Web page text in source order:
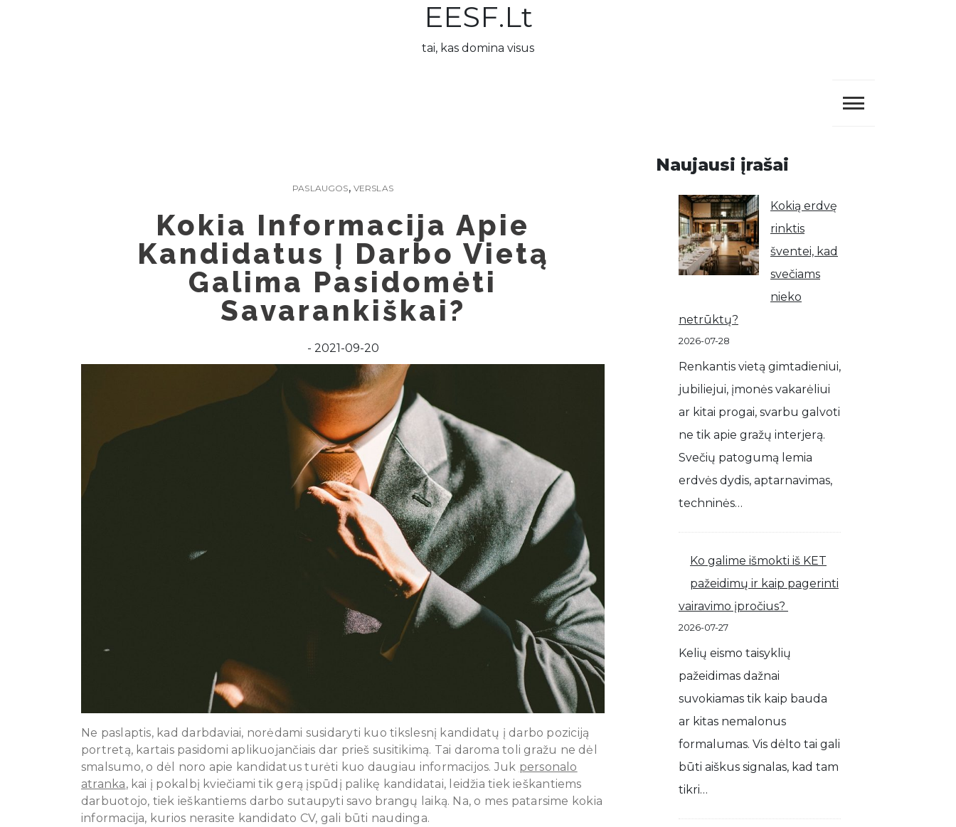
EESF.lt
tai, kas domina visus
PASLAUGOS, VERSLAS
Kokia Informacija Apie
Kandidatus Į Darbo Vietą
Galima Pasidomėti
Savarankiškai?
2021-09-20
Ne paslaptis, kad darbdaviai, norėdami susidaryti kuo tikslesnį kandidatų į darbo poziciją
portretą, kartais pasidomi aplikuojančiais dar prieš susitikimą. Tai daroma toli gražu ne dėl
smalsumo, o dėl noro apie kandidatus turėti kuo daugiau informacijos. Juk personalo
atranka, kai į pokalbį kviečiami tik gerą įspūdį palikę kandidatai, leidžia tiek ieškantiems
darbuotojo, tiek ieškantiems darbo sutaupyti savo brangų laiką. Na, o mes patarsime kokia
informacija, kurios nerasite kandidato CV, gali būti naudinga.
Naujausi įrašai
Kokią erdvę
rinktis
šventei, kad
svečiams
nieko
netrūktų?
2026-07-28
Renkantis vietą gimtadieniui,
jubiliejui, įmonės vakarėliui
ar kitai progai, svarbu galvoti
ne tik apie gražų interjerą.
Svečių patogumą lemia
erdvės dydis, aptarnavimas,
techninės…
Ko galime išmokti iš KET
pažeidimų ir kaip pagerinti
vairavimo įpročius?
2026-07-27
Kelių eismo taisyklių
pažeidimas dažnai
suvokiamas tik kaip bauda
ar kitas nemalonus
formalumas. Vis dėlto tai gali
būti aiškus signalas, kad tam
tikri…